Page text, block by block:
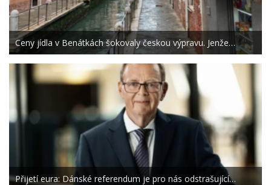
Ceny jídla v Benátkách šokovaly českou výpravu. Jenže…
Přijetí eura: Dánské referendum je pro nás odstrašující…